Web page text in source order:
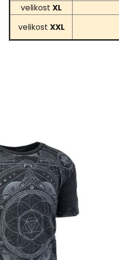
velikost XL
velikost XXL